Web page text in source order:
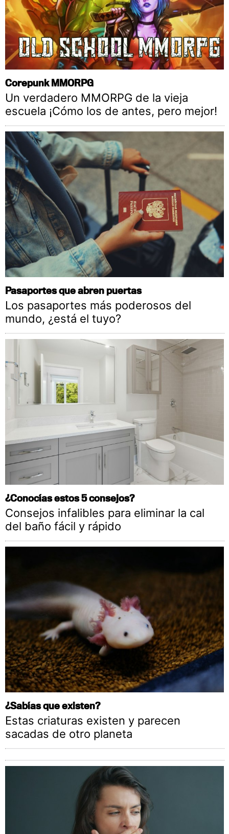
Corepunk MMORPG
Un verdadero MMORPG de la vieja
escuela ¡Cómo los de antes, pero mejor!
Pasaportes que abren puertas
Los pasaportes más poderosos del
mundo, ¿está el tuyo?
¿Conocías estos 5 consejos?
Consejos infalibles para eliminar la cal
del baño fácil y rápido
¿Sabías que existen?
Estas criaturas existen y parecen
sacadas de otro planeta